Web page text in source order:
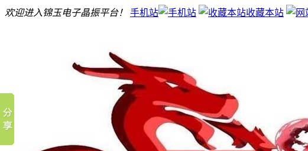
欢迎进入锦玉电子晶振平台！ 手机站 收藏本站